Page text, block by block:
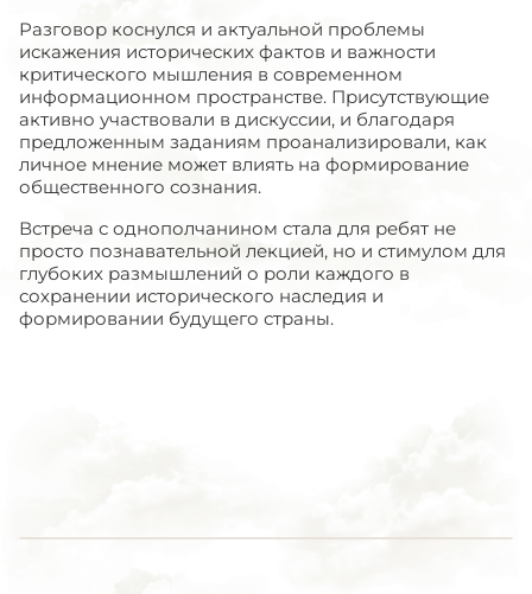
Разговор коснулся и актуальной проблемы
искажения исторических фактов и важности
критического мышления в современном
информационном пространстве. Присутствующие
активно участвовали в дискуссии, и благодаря
предложенным заданиям проанализировали, как
личное мнение может влиять на формирование
общественного сознания.
Встреча с однополчанином стала для ребят не
просто познавательной лекцией, но и стимулом для
глубоких размышлений о роли каждого в
сохранении исторического наследия и
формировании будущего страны.